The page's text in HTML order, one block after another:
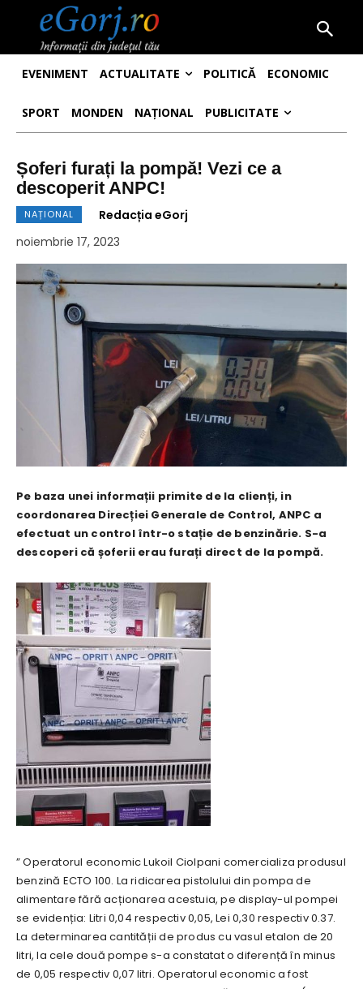
EVENIMENT ACTUALITATE POLITICĂ ECONOMIC
SPORT MONDEN NAȚIONAL PUBLICITATE
Șoferi furați la pompă! Vezi ce a
descoperit ANPC!
NAȚIONAL
Redacția eGorj
noiembrie 17, 2023
Pe baza unei informații primite de la clienți, in
coordonarea Direcției Generale de Control, ANPC a
efectuat un control într-o stație de benzinărie. S-a
descoperi că șoferii erau furați direct de la pompă.
” Operatorul economic Lukoil Ciolpani comercializa produsul
benzină ECTO 100. La ridicarea pistolului din pompa de
alimentare fără acționarea acestuia, pe display-ul pompei
se evidenția: Litri 0,04 respectiv 0,05, Lei 0,30 respectiv 0.37.
La determinarea cantității de produs cu vasul etalon de 20
litri, la cele două pompe s-a constatat o diferență în minus
de 0,05 respectiv 0,07 litri. Operatorul economic a fost